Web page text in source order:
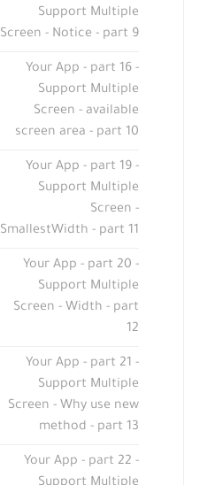
Support Multiple
Screen - Notice - part 9
Your App - part 16 -
Support Multiple
Screen - available
screen area - part 10
Your App - part 19 -
Support Multiple
Screen -
SmallestWidth - part 11
Your App - part 20 -
Support Multiple
Screen - Width - part
12
Your App - part 21 -
Support Multiple
Screen - Why use new
method - part 13
Your App - part 22 -